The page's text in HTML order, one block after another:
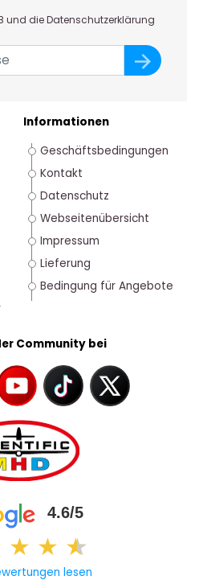
und die Datenschutzerklärung
Community bei
4.6/5
★ ★ ★
★
lesen
Informationen
Geschäftsbedingungen
Kontakt
Datenschutz
Webseitenübersicht
Impressum
Lieferung
Bedingung für Angebote